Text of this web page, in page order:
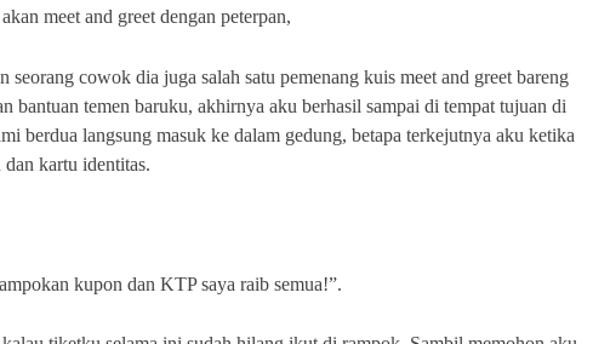
meet and greet dengan peterpan,
seorang cowok dia juga salah satu pemenang kuis meet and greet bareng
bantuan temen baruku, akhirnya aku berhasil sampai di tempat tujuan di
berdua langsung masuk ke dalam gedung, betapa terkejutnya aku ketika
dan kartu identitas.
kupon dan KTP saya raib semua!”.